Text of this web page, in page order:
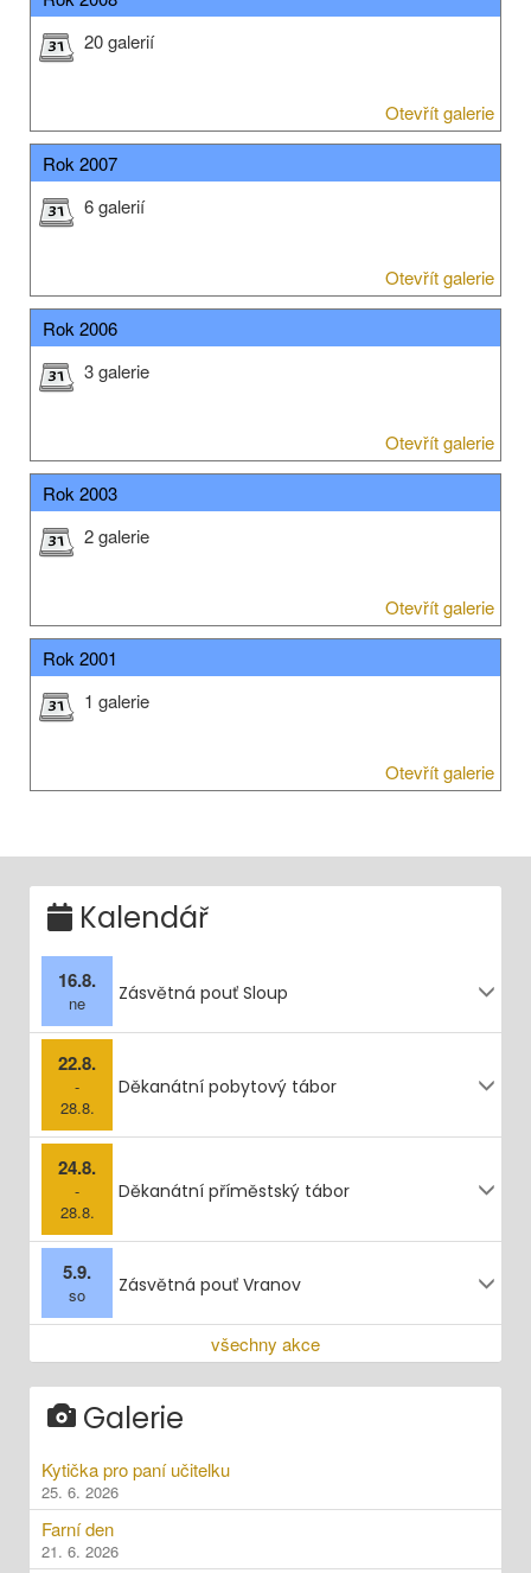
20 galerií
Otevřít galerie
Rok 2007
6 galerií
Otevřít galerie
Rok 2006
3 galerie
Otevřít galerie
Rok 2003
2 galerie
Otevřít galerie
Rok 2001
1 galerie
Otevřít galerie
Kalendář
16.8.
ne Zásvětná pouť Sloup
22.8.
-
28.8.
Děkanátní pobytový tábor
24.8.
-
28.8.
Děkanátní příměstský tábor
5.9.
so Zásvětná pouť Vranov
všechny akce
Galerie
Kytička pro paní učitelku
25. 6. 2026
Farní den
21. 6. 2026